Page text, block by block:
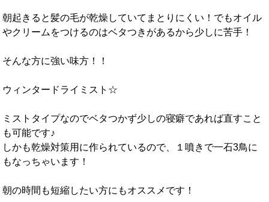
朝起きると髪の毛が乾燥していてまとりにくい！でもオイル
やクリームをつけるのはベタつきがあるから少しに苦手！
そんな方に強い味方！！
ウィンタードライミスト☆
ミストタイプなのでベタつかず少しの寝癖であれば直すこと
も可能です♪
しかも乾燥対策用に作られているので、１噴きで一石3鳥に
もなっちゃいます！
朝の時間も短縮したい方にもオススメです！